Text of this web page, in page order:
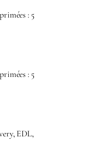
: 5
: 5
EDL,